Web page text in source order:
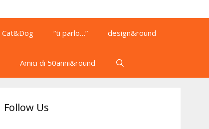
Cat&Dog “ti parlo…” design&round
Amici di 50anni&round
Follow Us